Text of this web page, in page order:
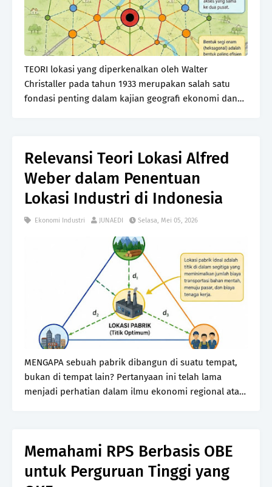
TEORI lokasi yang diperkenalkan oleh Walter
Christaller pada tahun 1933 merupakan salah satu
fondasi penting dalam kajian geografi ekonomi dan
Relevansi Teori Lokasi Alfred
Weber dalam Penentuan
Lokasi Industri di Indonesia
Ekonomi Industri JUNAEDI Selasa, Mei 05, 2026
MENGAPA sebuah pabrik dibangun di suatu tempat,
bukan di tempat lain? Pertanyaan ini telah lama
menjadi perhatian dalam ilmu ekonomi regional atau
Memahami RPS Berbasis OBE
untuk Perguruan Tinggi yang